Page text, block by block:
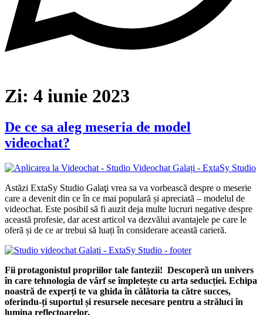
Zi: 4 iunie 2023
De ce sa aleg meseria de model
videochat?
Astăzi ExtaSy Studio Galaţi vrea sa va vorbească despre o meserie
care a devenit din ce în ce mai populară și apreciată – modelul de
videochat. Este posibil să fi auzit deja multe lucruri negative despre
această profesie, dar acest articol va dezvălui avantajele pe care le
oferă și de ce ar trebui să luați în considerare această carieră.
Fii protagonistul propriilor tale fantezii! Descoperă un univers
în care tehnologia de vârf se împletește cu arta seducției. Echipa
noastră de experți te va ghida în călătoria ta către succes,
oferindu-ți suportul și resursele necesare pentru a străluci în
lumina reflectoarelor.